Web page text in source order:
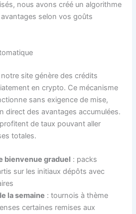
nous avons créé un algorithme
selon vos goûts
site génère des crédits
en crypto. Ce mécanisme
sans exigence de mise,
direct des avantages accumulées.
de taux pouvant aller
totales.
bienvenue graduel : packs
sur les initiaux dépôts avec
la semaine : tournois à thème
certaines remises aux